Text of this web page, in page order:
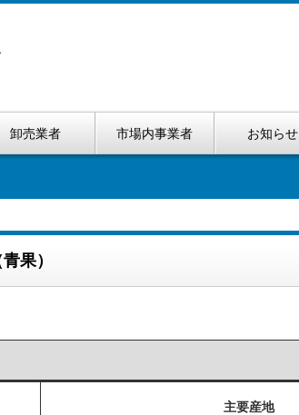
卸売業者 市場内事業者 お知らせ
果）
主要産地